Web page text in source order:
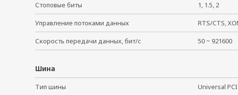
Стоповые биты 1, 1.5, 2
Управление потоками данных RTS/CTS,
Скорость передачи данных, бит/с 50 ~ 921600
Шина
Тип шины Universal